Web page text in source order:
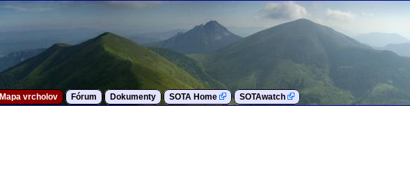
Mapa vrcholov Fórum Dokumenty SOTA Home SOTAwatch